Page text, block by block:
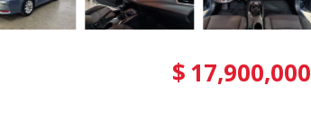
$ 17,900,000